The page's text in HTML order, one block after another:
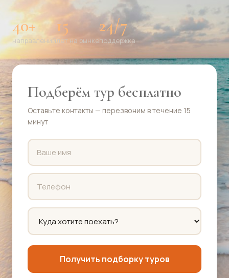
40+
направлений
15
лет на рынке
24/7
поддержка
Подберём тур бесплатно
Оставьте контакты — перезвоним в течение 15
минут
Получить подборку туров